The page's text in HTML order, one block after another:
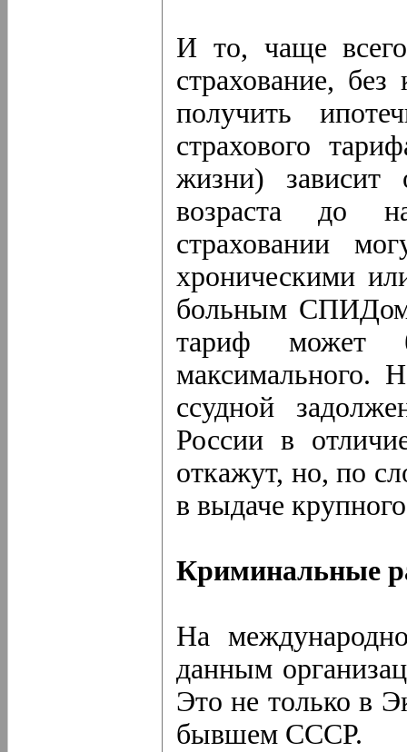
И то, чаще всего
страхование,
получить
страхового
жизни)
возраста до
страховании
хроническими
больным
тариф может
максимального.
ссудной
России в
откажут, но, по
в выдаче
Криминальные
На
данным
Это не только в
бывшем СССР.